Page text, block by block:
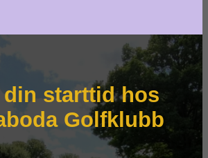
din starttid hos
Golfklubb